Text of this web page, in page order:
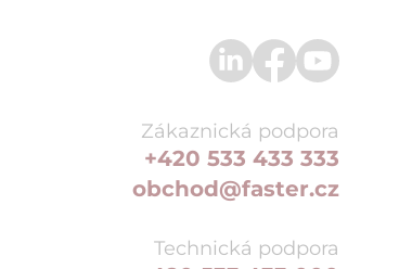
Zákaznická podpora
+420 533 433 333
obchod@faster.cz
Technická podpora